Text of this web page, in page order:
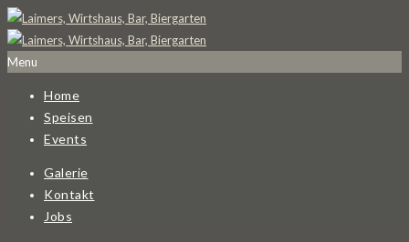
Menu
Home
Speisen
Events
Galerie
Kontakt
Jobs